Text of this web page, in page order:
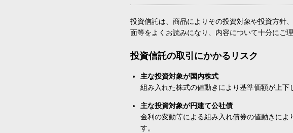
投資信託は、商品によりその投資対象や投資方針
面等をよくお読みになり、内容について十分にご
投資信託の取引にかかるリスク
主な投資対象が国内株式
組み入れた株式の値動きにより基準価額が上下
主な投資対象が円建て公社債
金利の変動等による組み入れ債券の値動きに
す。